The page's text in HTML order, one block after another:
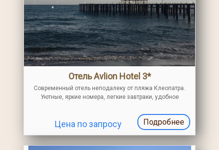
Отель Avlion Hotel 3*
Современный отель неподалеку от пляжа Клеопатра.
Уютные, яркие номера, легкие завтраки, удобное
персонал. Рядом много кафе, магазинов
Цена по запросу Подробнее